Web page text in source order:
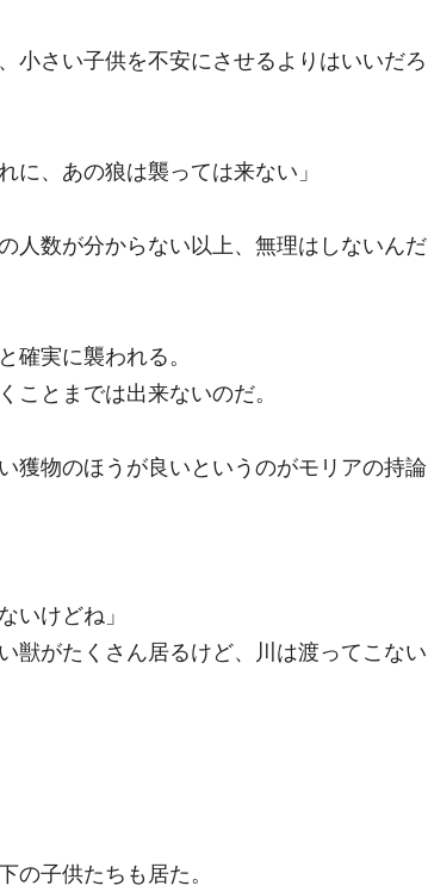
小さい子供を不安にさせるよりはいいだろ
に、あの狼は襲っては来ない」
人数が分からない以上、無理はしないんだ
実に襲われる。
とまでは出来ないのだ。
獲物のほうが良いというのがモリアの持論
いけどね」
獣がたくさん居るけど、川は渡ってこない
子供たちも居た。